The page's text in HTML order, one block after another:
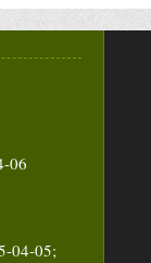
06
04-05;